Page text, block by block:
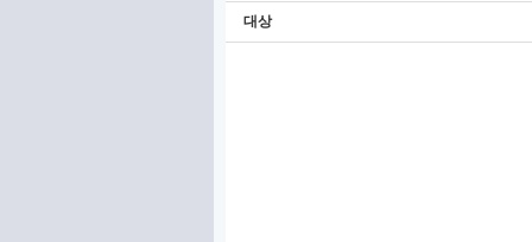
대상